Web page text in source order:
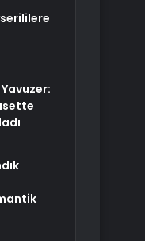
Yavuzer: